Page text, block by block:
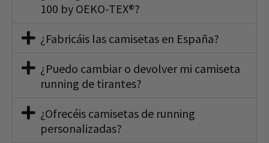
100 by OEKO-TEX®?
¿Fabricáis las camisetas en España?
¿Puedo cambiar o devolver mi camiseta
running de tirantes?
¿Ofrecéis camisetas de running
personalizadas?